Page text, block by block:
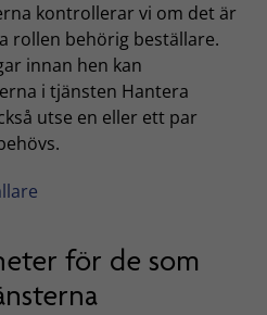
kontrollerar vi om det är
rollen behörig beställare.
innan hen kan
i tjänsten Hantera
utse en eller ett par
för de som